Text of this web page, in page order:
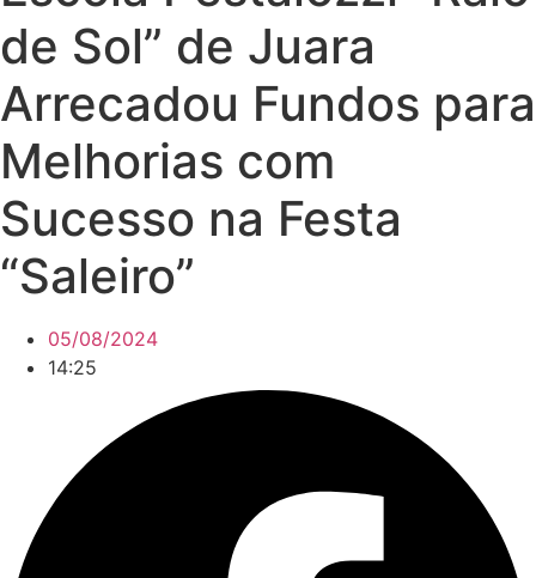
de Sol” de Juara
Arrecadou Fundos para
Melhorias com
Sucesso na Festa
“Saleiro”
05/08/2024
14:25